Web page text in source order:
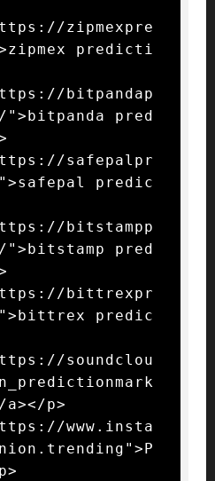
zipmexpre
predicti
bitpandap
pred
safepalpr
predic
bitstampp
pred
bittrexpr
predic
soundclou
p>
www.insta